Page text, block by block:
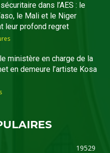
dans l’AES : le
le Mali et le Niger
leur profond regret
le ministère en charge de la
en demeure l’artiste Kosa
19529